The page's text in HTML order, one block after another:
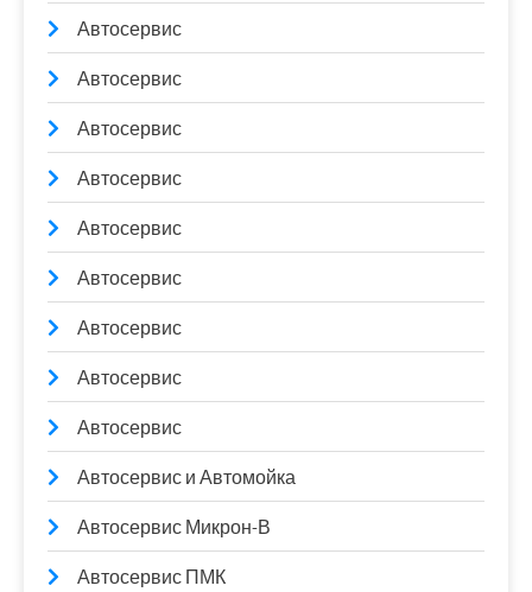
Автосервис
Автосервис
Автосервис
Автосервис
Автосервис
Автосервис
Автосервис
Автосервис
Автосервис
Автосервис и Автомойка
Автосервис Микрон-В
Автосервис ПМК